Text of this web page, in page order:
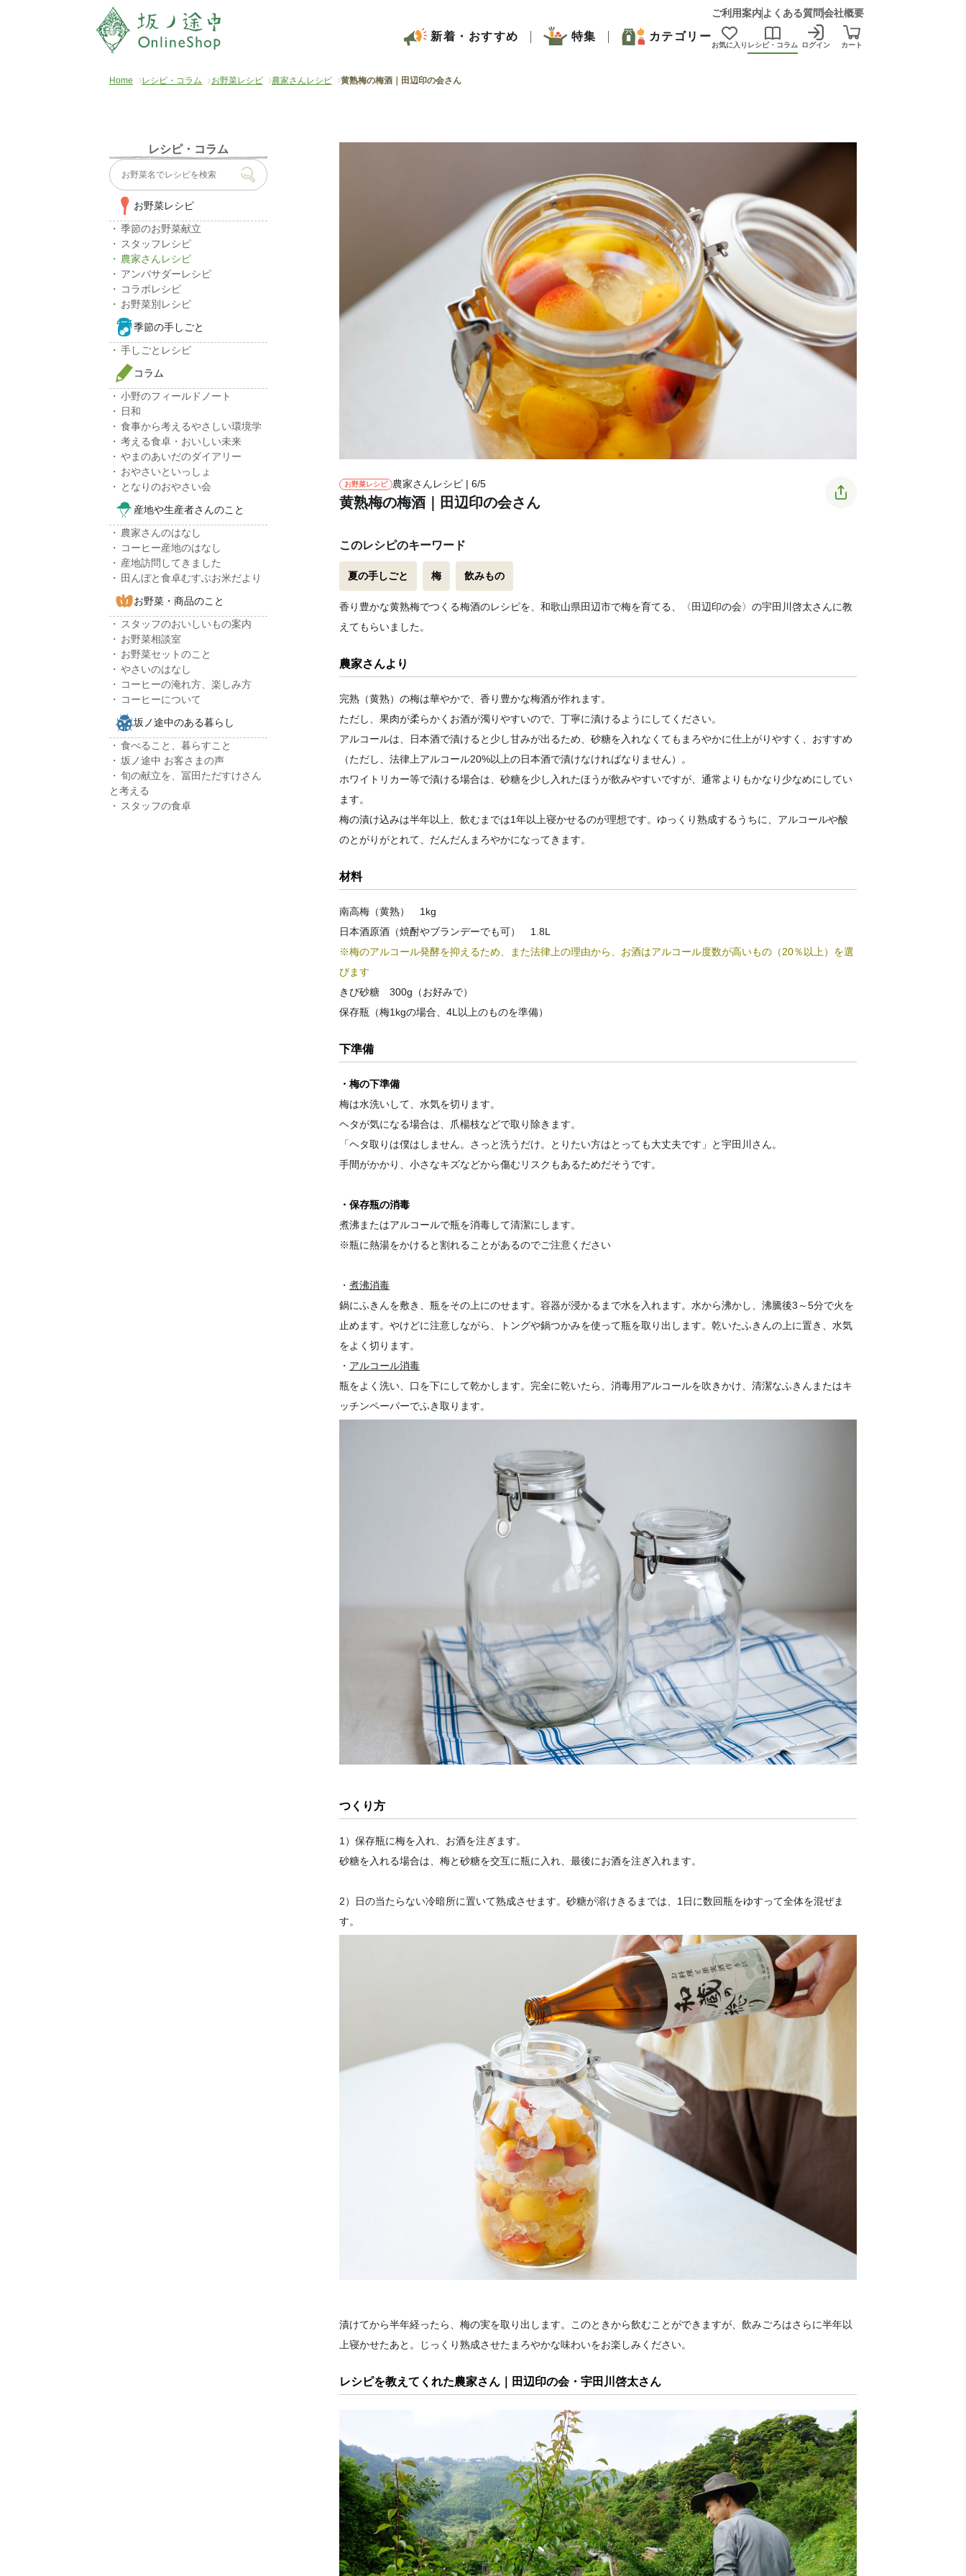
ご利用案内 よくある質問会社概要
新着・おすすめ 特集 カテゴリー
お気に入り レシピ・コラム ログイン カート
Home レシピ・コラム お野菜レシピ 農家さんレシピ 黄熟梅の梅酒｜田辺印の会さん
お野菜レシピ 農家さんレシピ | 6/5
黄熟梅の梅酒｜田辺印の会さん
このレシピのキーワード
夏の手しごと 梅 飲みもの
香り豊かな黄熟梅でつくる梅酒のレシピを、和歌山県田辺市で梅を育てる、〈田辺印の会〉の宇田川啓太さんに教
えてもらいました。
農家さんより
完熟（黄熟）の梅は華やかで、香り豊かな梅酒が作れます。
ただし、果肉が柔らかくお酒が濁りやすいので、丁寧に漬けるようにしてください。
アルコールは、日本酒で漬けると少し甘みが出るため、砂糖を入れなくてもまろやかに仕上がりやすく、おすすめ
（ただし、法律上アルコール20%以上の日本酒で漬けなければなりません）。
ホワイトリカー等で漬ける場合は、砂糖を少し入れたほうが飲みやすいですが、通常よりもかなり少なめにしてい
ます。
梅の漬け込みは半年以上、飲むまでは1年以上寝かせるのが理想です。ゆっくり熟成するうちに、アルコールや酸
のとがりがとれて、だんだんまろやかになってきます。
材料
南高梅（黄熟） 1kg
日本酒原酒（焼酎やブランデーでも可） 1.8L
※梅のアルコール発酵を抑えるため、また法律上の理由から、お酒はアルコール度数が高いもの（20％以上）を選
びます
きび砂糖 300g（お好みで）
保存瓶（梅1kgの場合、4L以上のものを準備）
下準備
・梅の下準備
梅は水洗いして、水気を切ります。
ヘタが気になる場合は、爪楊枝などで取り除きます。
「ヘタ取りは僕はしません。さっと洗うだけ。とりたい方はとっても大丈夫です」と宇田川さん。
手間がかかり、小さなキズなどから傷むリスクもあるためだそうです。
・保存瓶の消毒
煮沸またはアルコールで瓶を消毒して清潔にします。
※瓶に熱湯をかけると割れることがあるのでご注意ください
・ 煮沸消毒
鍋にふきんを敷き、瓶をその上にのせます。容器が浸かるまで水を入れます。水から沸かし、沸騰後3～5分で火を
止めます。やけどに注意しながら、トングや鍋つかみを使って瓶を取り出します。乾いたふきんの上に置き、水気
をよく切ります。
・ アルコール消毒
瓶をよく洗い、口を下にして乾かします。完全に乾いたら、消毒用アルコールを吹きかけ、清潔なふきんまたはキ
ッチンペーパーでふき取ります。
つくり方
1）保存瓶に梅を入れ、お酒を注ぎます。
砂糖を入れる場合は、梅と砂糖を交互に瓶に入れ、最後にお酒を注ぎ入れます。
2）日の当たらない冷暗所に置いて熟成させます。砂糖が溶けきるまでは、1日に数回瓶をゆすって全体を混ぜま
す。
漬けてから半年経ったら、梅の実を取り出します。このときから飲むことができますが、飲みごろはさらに半年以
上寝かせたあと。じっくり熟成させたまろやかな味わいをお楽しみください。
レシピを教えてくれた農家さん｜田辺印の会・宇田川啓太さん
レシピ・コラム
お野菜レシピ
季節のお野菜献立
スタッフレシピ
農家さんレシピ
アンバサダーレシピ
コラボレシピ
お野菜別レシピ
季節の手しごと
手しごとレシピ
コラム
小野のフィールドノート
日和
食事から考えるやさしい環境学
考える食卓・おいしい未来
やまのあいだのダイアリー
おやさいといっしょ
となりのおやさい会
産地や生産者さんのこと
農家さんのはなし
コーヒー産地のはなし
産地訪問してきました
田んぼと食卓むすぶお米だより
お野菜・商品のこと
スタッフのおいしいもの案内
お野菜相談室
お野菜セットのこと
やさいのはなし
コーヒーの淹れ方、楽しみ方
コーヒーについて
坂ノ途中のある暮らし
食べること、暮らすこと
坂ノ途中 お客さまの声
旬の献立を、冨田ただすけさん
と考える
スタッフの食卓